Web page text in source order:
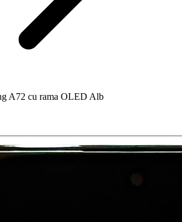
A72 cu rama OLED Alb